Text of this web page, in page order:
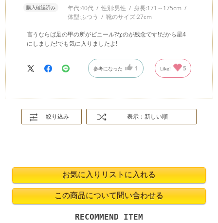
購入確認済み 年代:40代 性別:男性 身長:171～175cm
体型:ふつう 靴のサイズ:27cm
言うならば足の甲の所がビニール?なのが残念です!だから星4
にしました!でも気に入りましたよ!
参考になった 1 Like! 5
絞り込み 表示：新しい順
RECOMMEND ITEM